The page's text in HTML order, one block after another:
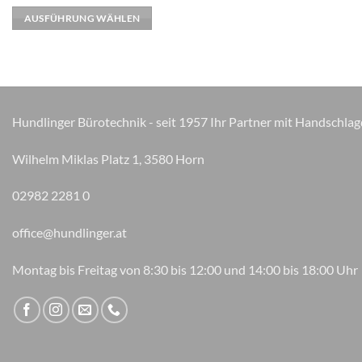
AUSFÜHRUNG WÄHLEN
weist
mehrere
können
der
gewählt
Hundlinger Bürotechnik - seit 1957 Ihr Partner mit
Wilhelm Miklas Platz 1, 3580 Horn
02982 2281 0
office@hundlinger.at
Montag bis Freitag von 8:30 bis 12:00 und 14:00 bis 18:00 Uhr